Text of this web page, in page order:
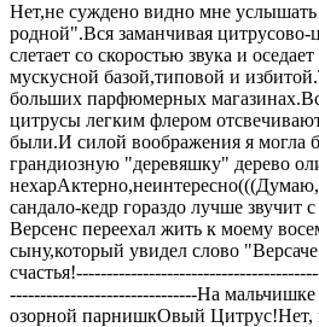
Нет,не суждено видно мне
родной".Вся заманчивая цитрусово-
слетает со скоростью звука и
мускусной базой,типовой и
больших парфюмерных
цитрусы легким флером
были.И силой воображения я могла
грандиозную "деревяшку" дерево
сандало-кедр гораздо лучше
Версенс переехал жить к моему
сыну,который увидел слово
-------------------------------На мальчишке
озорной парнишкОвый Цитрус!Нет,